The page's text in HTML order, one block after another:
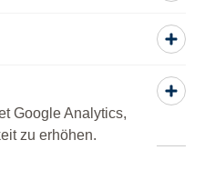
Google Analytics,
zu erhöhen.